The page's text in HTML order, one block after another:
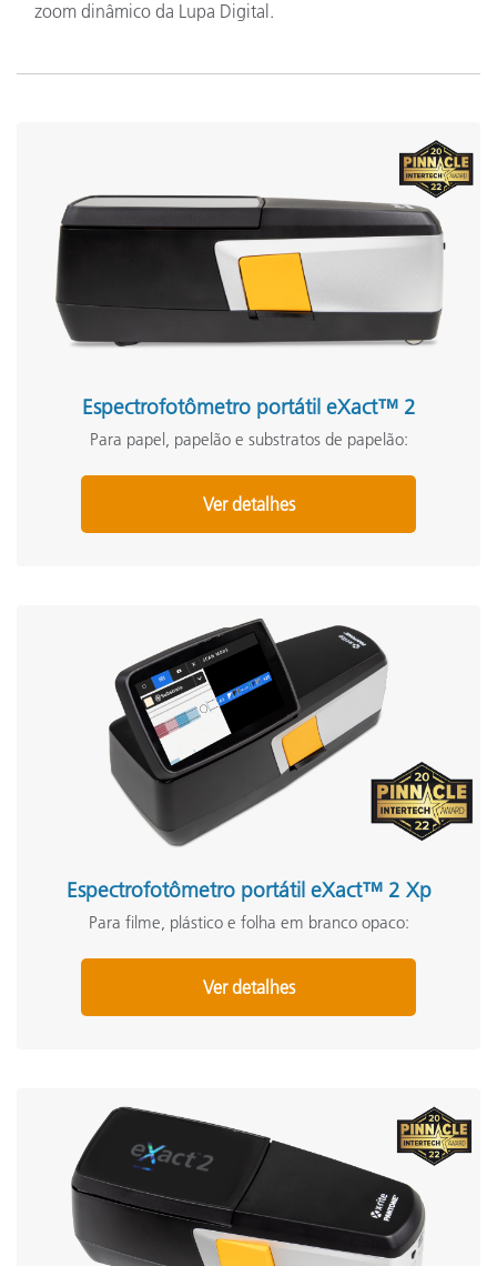
zoom dinâmico da Lupa Digital.
Espectrofotômetro portátil eXact™ 2
Para papel, papelão e substratos de papelão:
Ver detalhes
Espectrofotômetro portátil eXact™ 2 Xp
Para filme, plástico e folha em branco opaco:
Ver detalhes